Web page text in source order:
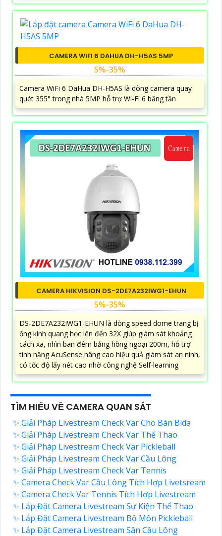
CAMERA WIFI 6 DAHUA DH-H5AS 5MP
5%-35%
Camera WiFi 6 DaHua DH-H5AS là dòng camera quay
quét 355° trong nhà 5MP hỗ trợ Wi-Fi 6 băng tần
CAMERA HIKVISION DS-2DE7A232IWG1-EHUN
5%-35%
DS-2DE7A232IWG1-EHUN là dòng speed dome trang bị
ống kính quang học lên đến 32X giúp giám sát khoảng
cách xa, nhìn ban đêm bằng hồng ngoại 200m, hỗ trợ
tính năng AcuSense nâng cao hiệu quả giám sát an ninh,
có tốc độ lấy nét cao nhờ công nghệ Self-learning
TÌM HIỂU VỀ CAMERA QUAN SÁT
✨ Giải Pháp Livestream Check Var Cho Bàn Bida
✨ Giải Pháp Livestream Check Var Thể Thao
✨ Giải Pháp Livestream Check Var Pickleball
✨ Giải Pháp Livestream Check Var Cầu Lông
✨ Giải Pháp Livestream Check Var Tennis
✨ Camera Check Var Cầu Lông Tích Hợp Livetsream
✨ Camera Check Var Tennis Tích Hợp Livestream
✨ Lắp Đặt Camera Livestream Sự Kiện Thể Thao
✨ Lắp Đặt Camera Livestream Bộ Môn Pickleball
✨ Lắp Đặt Camera Livestream Sân Cầu Lông